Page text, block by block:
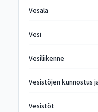
Vesala
Vesi
Vesiliikenne
Vesistöjen kunnostus
Vesistöt